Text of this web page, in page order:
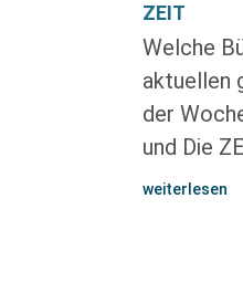
ZEIT
Welche
aktuellen
der
und Die
weiterlesen